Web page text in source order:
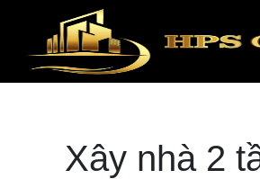
Xây nhà 2